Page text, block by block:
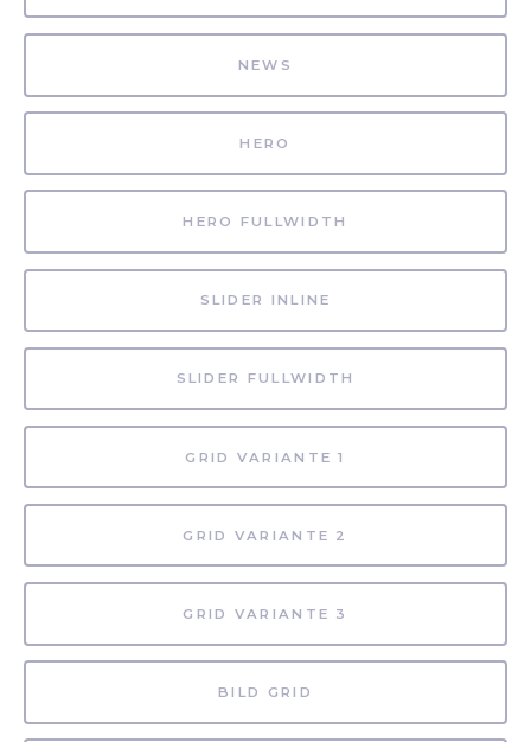
NEWS
HERO
HERO FULLWIDTH
SLIDER INLINE
SLIDER FULLWIDTH
GRID VARIANTE 1
GRID VARIANTE 2
GRID VARIANTE 3
BILD GRID